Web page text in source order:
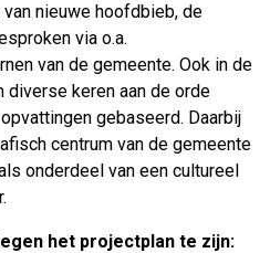
nieuwe hoofdbieb, de
via o.a.
van de gemeente. Ook in de
diverse keren aan de orde
gebaseerd. Daarbij
centrum van de gemeente
onderdeel van een cultureel
het projectplan te zijn: